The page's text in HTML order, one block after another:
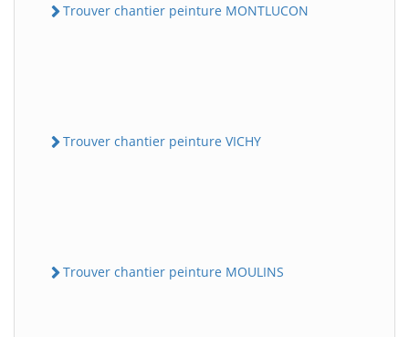
Trouver chantier peinture MONTLUCON
Trouver chantier peinture VICHY
Trouver chantier peinture MOULINS